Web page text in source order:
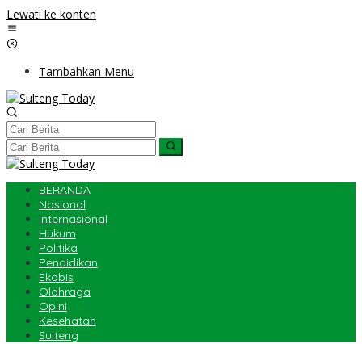
Lewati ke konten
Tambahkan Menu
BERANDA
Nasional
Internasional
Hukum
Politika
Pendidikan
Ekobis
Olahraga
Opini
Kesehatan
Sulteng